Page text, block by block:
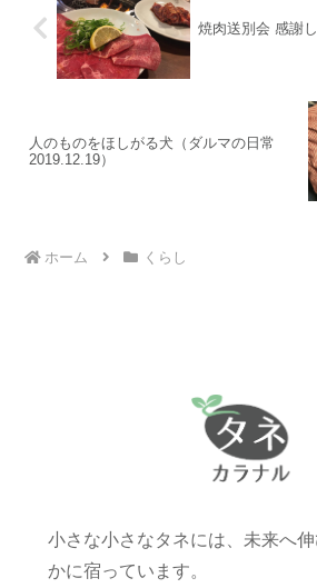
焼肉送別会 感謝
人のものをほしがる犬（ダルマの日常
2019.12.19）
ホーム くらし
小さな小さなタネには、未来へ
かに宿っています。